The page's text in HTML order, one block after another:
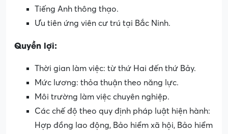
Tiếng Anh thông thạo.
Ưu tiên ứng viên cư trú tại Bắc Ninh.
Quyền lợi:
Thời gian làm việc: từ thứ Hai đến thứ Bảy.
Mức lương: thỏa thuận theo năng lực.
Môi trường làm việc chuyên nghiệp.
Các chế độ theo quy định pháp luật hiện hành:
Hợp đồng lao động, Bảo hiểm xã hội, Bảo hiểm